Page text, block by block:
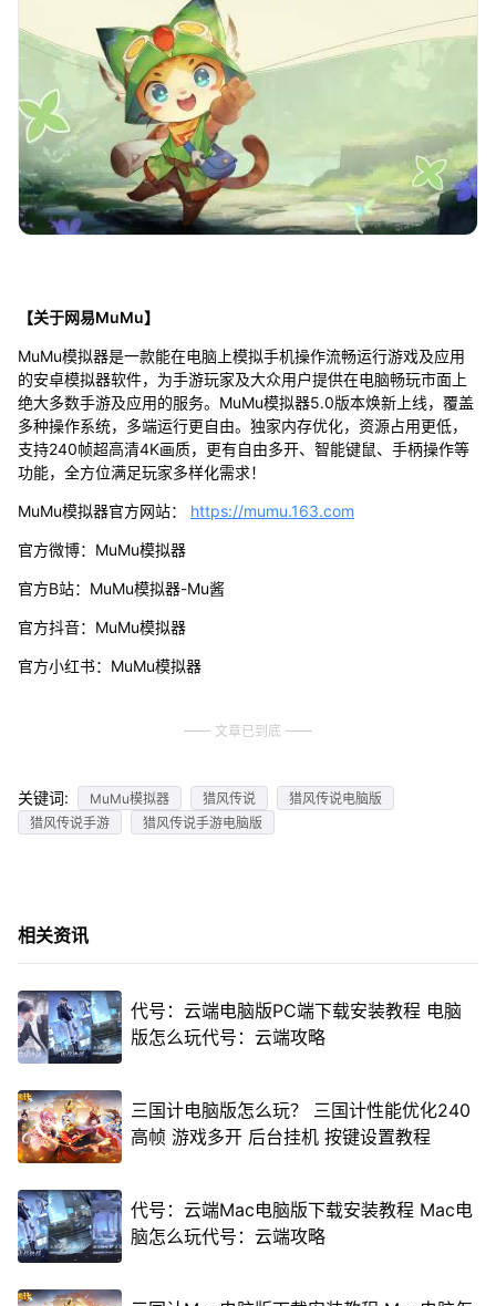
【关于网易MuMu】
MuMu模拟器是一款能在电脑上模拟手机操作流畅运行游戏及应用
的安卓模拟器软件，为手游玩家及大众用户提供在电脑畅玩市面上
绝大多数手游及应用的服务。MuMu模拟器5.0版本焕新上线，覆盖
多种操作系统，多端运行更自由。独家内存优化，资源占用更低，
支持240帧超高清4K画质，更有自由多开、智能键鼠、手柄操作等
功能，全方位满足玩家多样化需求！
MuMu模拟器官方网站： https://mumu.163.com
官方微博：MuMu模拟器
官方B站：MuMu模拟器-Mu酱
官方抖音：MuMu模拟器
官方小红书：MuMu模拟器
文章已到底
关键词: MuMu模拟器 猎风传说
猎风传说电脑版
猎风传说手游
猎风传说手游电脑版
相关资讯
代号：云端电脑版PC端下载安装教程 电脑
版怎么玩代号：云端攻略
三国计电脑版怎么玩？ 三国计性能优化240
高帧 游戏多开 后台挂机 按键设置教程
代号：云端Mac电脑版下载安装教程 Mac电
脑怎么玩代号：云端攻略